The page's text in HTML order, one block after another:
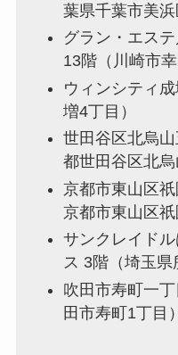
葉県千葉市美浜
グラン・エス
13階（川崎市幸
ウィンシティ
増4丁目）
世田谷区北烏
都世田谷区北烏
京都市東山区
京都市東山区祇
サンクレイド
ス 3階（埼玉県
吹田市寿町一
田市寿町1丁目）